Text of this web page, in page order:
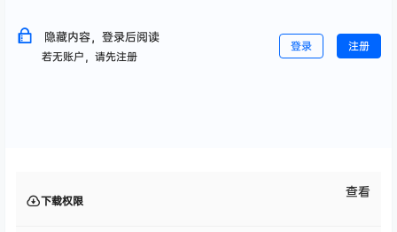
隐藏内容，登录后阅读
若无账户，请先注册
登录 注册
下载权限
查看